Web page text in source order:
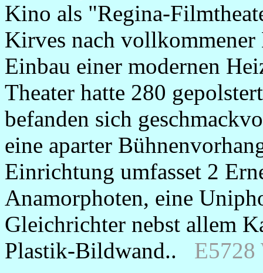
Kino als "Regina-
Kirves nach vollkommener
Einbau einer modernen
Theater hatte 280
befanden sich
eine aparter
Einrichtung umfasset 2
Anamorphoten, eine
Gleichrichter nebst allem
Plastik-Bildwand.. E5728